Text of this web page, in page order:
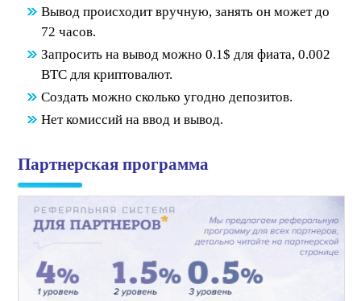
Вывод происходит вручную, занять он может до
72 часов.
Запросить на вывод можно 0.1$ для фиата, 0.002
ВТС для криптовалют.
Создать можно сколько угодно депозитов.
Нет комиссий на ввод и вывод.
Партнерская программа